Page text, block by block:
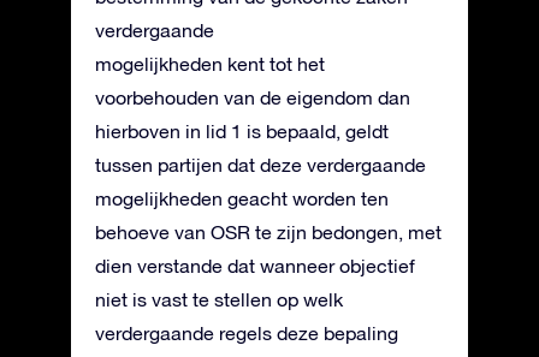
verdergaande
mogelijkheden kent tot het
voorbehouden van de eigendom dan
hierboven in lid 1 is bepaald, geldt
tussen partijen dat deze verdergaande
mogelijkheden geacht worden ten
behoeve van OSR te zijn bedongen, met
dien verstande dat wanneer objectief
niet is vast te stellen op welk
verdergaande regels deze bepaling